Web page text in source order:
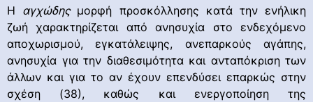
Η αγχώδης μορφή προσκόλλησης κατά την ενήλικη
ζωή χαρακτηρίζεται από ανησυχία στο ενδεχόμενο
αποχωρισμού, εγκατάλειψης, ανεπαρκούς αγάπης,
ανησυχία για την διαθεσιμότητα και ανταπόκριση των
άλλων και για το αν έχουν επενδύσει επαρκώς στην
σχέση (38), καθώς και ενεργοποίηση της